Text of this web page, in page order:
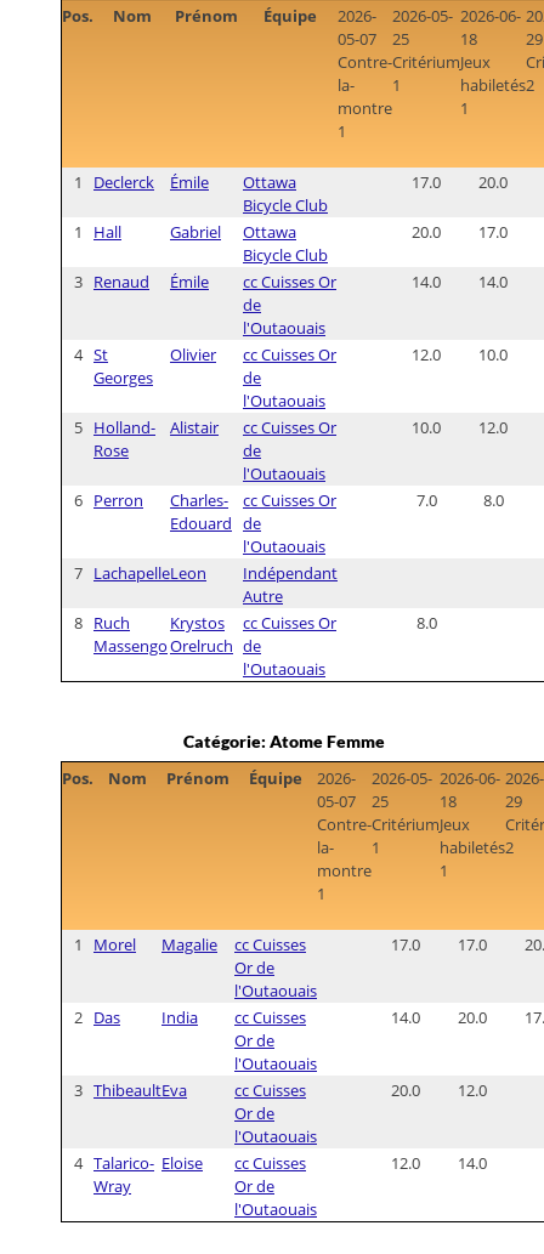
Pos. Nom Prénom Équipe
2026-
05-07
Contre-
la-
montre
1
2026-05-
25
Critérium
1
2026-06-
18
Jeux
habiletés
1
29
2
1 Declerck Émile
Ottawa
Bicycle Club
17.0 20.0
1 Hall Gabriel
Ottawa
Bicycle Club
20.0 17.0
3 Renaud Émile
cc Cuisses Or
de
l'Outaouais
14.0 14.0
4 St
Georges
Olivier
cc Cuisses Or
de
l'Outaouais
12.0 10.0
5 Holland-
Rose
Alistair
cc Cuisses Or
de
l'Outaouais
10.0 12.0
6 Perron
Charles-
Edouard
cc Cuisses Or
de
l'Outaouais
7.0 8.0
7 LachapelleLeon
Indépendant
Autre
8 Ruch
Massengo
Krystos
Orelruch
cc Cuisses Or
de
l'Outaouais
8.0
Catégorie: Atome Femme
Pos. Nom Prénom Équipe
2026-
05-07
Contre-
la-
montre
1
2026-05-
25
Critérium
1
2026-06-
18
Jeux
habiletés
1
29
2
1 Morel Magalie
cc Cuisses
Or de
l'Outaouais
17.0 17.0
2 Das India
cc Cuisses
Or de
l'Outaouais
14.0 20.0
3 ThibeaultEva
cc Cuisses
Or de
l'Outaouais
20.0 12.0
4 Talarico-
Wray
Eloise
cc Cuisses
Or de
l'Outaouais
12.0 14.0